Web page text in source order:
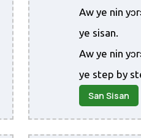
Aw ye nin
ye sisan.
Aw ye nin
ye step by
San Sisan